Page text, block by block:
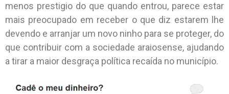
menos prestigio do que quando entrou, parece estar
mais preocupado em receber o que diz estarem lhe
devendo e arranjar um novo ninho para se proteger, do
que contribuir com a sociedade araiosense, ajudando
a tirar a maior desgraça política recaída no município.